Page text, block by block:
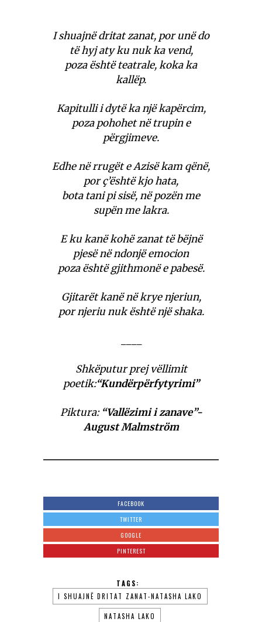
I shuajnë dritat zanat, por unë do
të hyj aty ku nuk ka vend,
poza është teatrale, koka ka
kallëp.
Kapitulli i dytë ka një kapërcim,
poza pohohet në trupin e
përgjimeve.
Edhe në rrugët e Azisë kam qënë,
por ç’është kjo hata,
bota tani pi sisë, në pozën me
supën me lakra.
E ku kanë kohë zanat të bëjnë
pjesë në ndonjë emocion
poza është gjithmonë e pabesë.
Gjitarët kanë në krye njeriun,
por njeriu nuk është një shaka.
Shkëputur prej vëllimit
poetik:“Kundërpërfytyrimi”
Piktura: “Vallëzimi i zanave”-
August Malmström
FACEBOOK
TWITTER
GOOGLE
PINTEREST
TAGS:
I SHUAJNË DRITAT ZANAT-NATASHA LAKO
NATASHA LAKO